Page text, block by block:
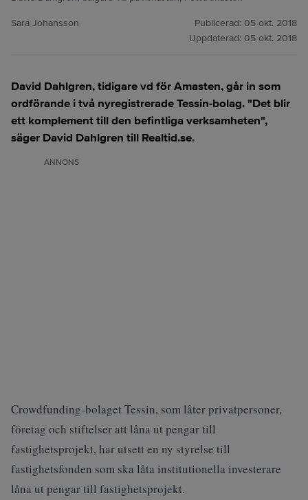
Sara Johansson Publicerad: 05 okt. 2018
Uppdaterad: 05 okt. 2018
David Dahlgren, tidigare vd för Amasten, går in som
ordförande i två nyregistrerade Tessin-bolag. "Det blir
ett komplement till den befintliga verksamheten",
säger David Dahlgren till Realtid.se.
ANNONS
Crowdfunding-bolaget Tessin, som låter privatpersoner,
företag och stiftelser att låna ut pengar till
fastighetsprojekt, har utsett en ny styrelse till
fastighetsfonden som ska låta institutionella investerare
låna ut pengar till fastighetsprojekt.